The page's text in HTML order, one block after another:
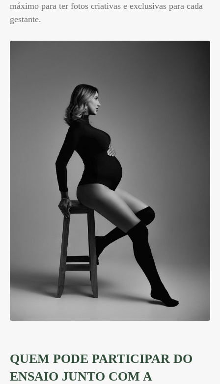
máximo para ter fotos criativas e exclusivas para cada
gestante.
QUEM PODE PARTICIPAR DO
ENSAIO JUNTO COM A